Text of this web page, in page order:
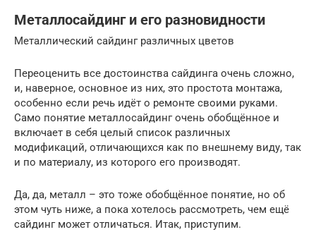
Металлосайдинг и его разновидности
Металлический сайдинг различных цветов
Переоценить все достоинства сайдинга очень сложно,
и, наверное, основное из них, это простота монтажа,
особенно если речь идёт о ремонте своими руками.
Само понятие металлосайдинг очень обобщённое и
включает в себя целый список различных
модификаций, отличающихся как по внешнему виду, так
и по материалу, из которого его производят.
Да, да, металл – это тоже обобщённое понятие, но об
этом чуть ниже, а пока хотелось рассмотреть, чем ещё
сайдинг может отличаться. Итак, приступим.